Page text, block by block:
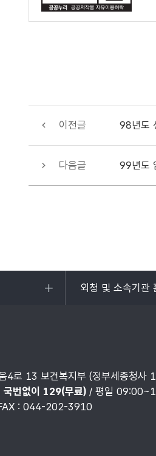
이전글 98년도
다음글 99년도
외청 및 소속기관
목록
4로 13 보건복지부 (정부세종청사
국번없이 129(무료) / 평일
: 044-202-3910